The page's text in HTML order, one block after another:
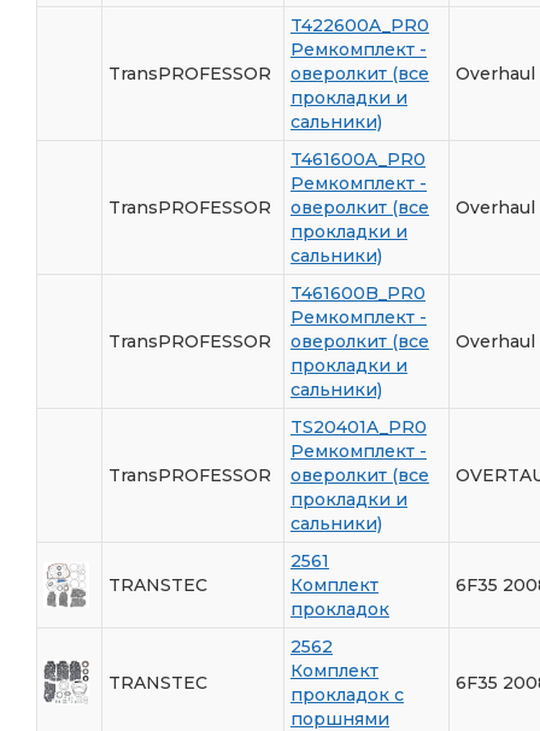
TransPROFESSOR
T422600A_PR0
Ремкомплект -
оверолкит (все
прокладки и
сальники)
Overhaul
TransPROFESSOR
T461600A_PR0
Ремкомплект -
оверолкит (все
прокладки и
сальники)
Overhaul
TransPROFESSOR
T461600B_PR0
Ремкомплект -
оверолкит (все
прокладки и
сальники)
Overhaul
TransPROFESSOR
TS20401A_PR0
Ремкомплект -
оверолкит (все
прокладки и
сальники)
TRANSTEC
2561
Комплект
прокладок
6F35
TRANSTEC
2562
Комплект
прокладок с
поршнями
6F35